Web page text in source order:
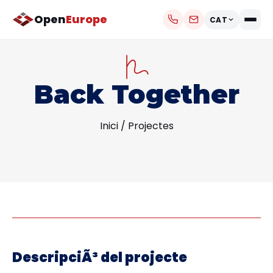
OpenEurope CAT
Back Together
Inici / Projectes
DescripciÃ³ del projecte